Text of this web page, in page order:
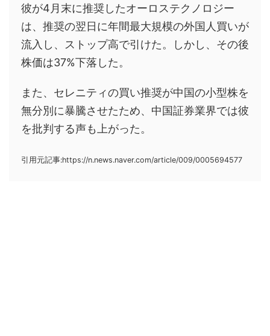
彼が4月末に推奨したオーロステクノロジー
は、推奨の翌日に年間最大規模の外国人買いが
流入し、ストップ高で引けた。しかし、その後
株価は37%下落した。
また、セレニティの買い推奨が中国の小型株を
無分別に暴騰させたため、中国証券業界では彼
を批判する声も上がった。
引用元記事:https://n.news.naver.com/article/009/0005694577